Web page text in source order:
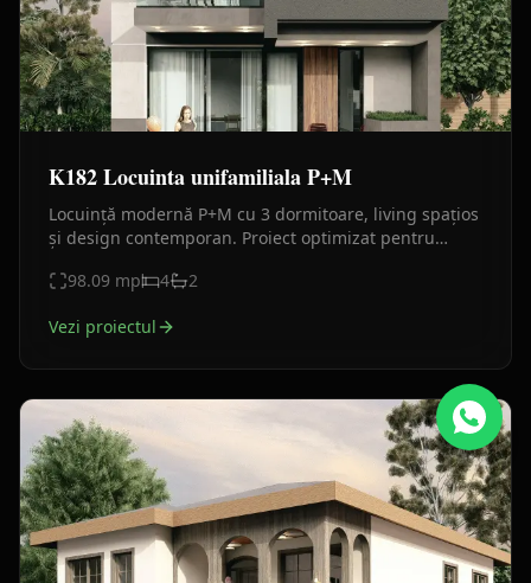
K182 Locuinta unifamiliala P+M
Locuință modernă P+M cu 3 dormitoare, living spațios
și design contemporan. Proiect optimizat pentru
98.09 mp 4 2
Vezi proiectul